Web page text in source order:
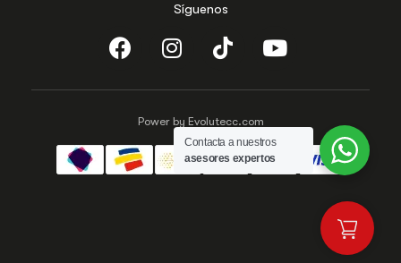
Síguenos
Power by Evolutecc.com
Contacta a nuestros
asesores expertos